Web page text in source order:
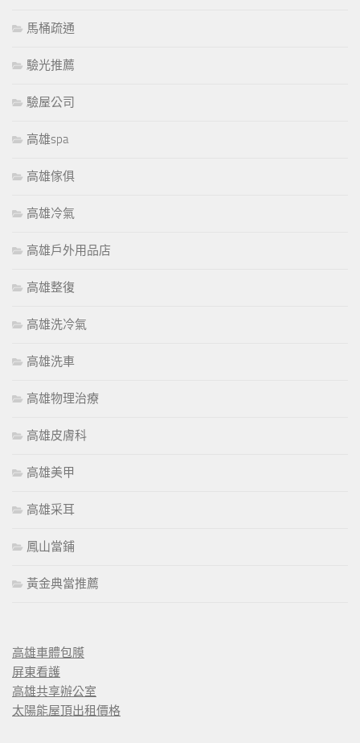
馬桶疏通
驗光推薦
驗屋公司
高雄spa
高雄傢俱
高雄冷氣
高雄戶外用品店
高雄整復
高雄洗冷氣
高雄洗車
高雄物理治療
高雄皮膚科
高雄美甲
高雄采耳
鳳山當鋪
黃金典當推薦
高雄車體包膜
屏東看護
高雄共享辦公室
太陽能屋頂出租價格